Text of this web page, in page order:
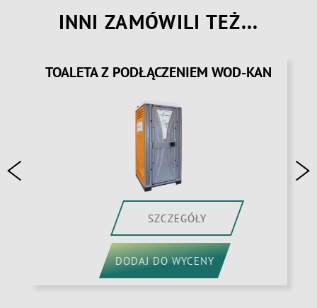
INNI ZAMÓWILI TEŻ...
TOALETA Z PODŁĄCZENIEM WOD-KAN
SZCZEGÓŁY
DODAJ DO WYCENY